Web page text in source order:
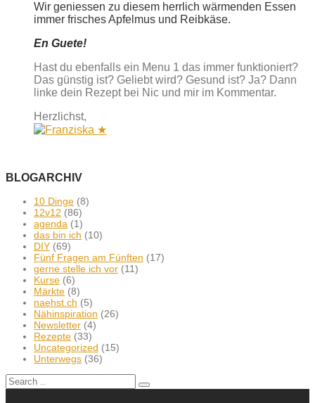
Wir geniessen zu diesem herrlich wärmenden Essen
immer frisches Apfelmus und Reibkäse.
En Guete!
Hast du ebenfalls ein Menu 1 das immer funktioniert?
Das günstig ist? Geliebt wird? Gesund ist? Ja? Dann
linke dein Rezept bei Nic und mir im Kommentar.
Herzlichst,
BLOGARCHIV
10 Dinge (8)
12v12 (86)
agenda (1)
das bin ich (10)
DIY (69)
Fünf Fragen am Fünften (17)
gerne stelle ich vor (11)
Kurse (6)
Märkte (8)
naehst.ch (5)
Nähinspiration (26)
Newsletter (4)
Rezepte (33)
Uncategorized (15)
Unterwegs (36)